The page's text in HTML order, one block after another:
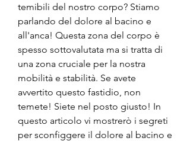
temibili del nostro corpo? Stiamo
parlando del dolore al bacino e
all'anca! Questa zona del corpo è
spesso sottovalutata ma si tratta di
una zona cruciale per la nostra
mobilità e stabilità. Se avete
avvertito questo fastidio, non
temete! Siete nel posto giusto! In
questo articolo vi mostrerò i segreti
per sconfiggere il dolore al bacino e